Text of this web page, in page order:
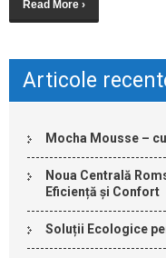
Read More ›
Articole
Mocha Mousse –
Noua Centrală
Eficiență și Confort
Soluții Ecologice